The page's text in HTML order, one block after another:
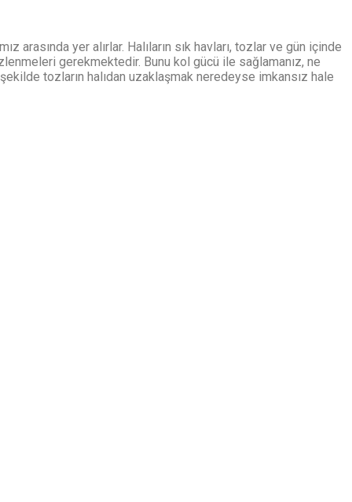
arasında yer alırlar. Halıların sık havları, tozlar ve gün içinde
gerekmektedir. Bunu kol gücü ile sağlamanız, ne
tozların halıdan uzaklaşmak neredeyse imkansız hale